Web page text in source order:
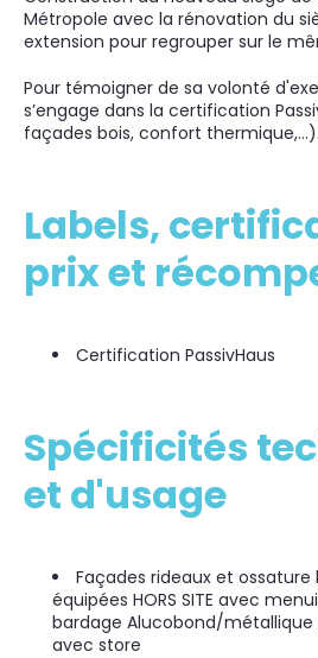
Métropole avec la rénovation du
extension pour regrouper sur le
Pour témoigner de sa volonté
s’engage dans la certification
façades bois, confort thermique,…).
Labels,
prix et
Certification PassivHaus
Spécificités
et d'usage
Façades rideaux et ossature
équipées HORS SITE avec
bardage Alucobond/métallique
avec store